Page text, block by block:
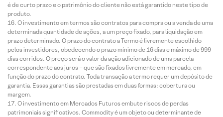
é de curto prazo e o patrimônio do cliente não está garantido neste tipo de
produto.
O investimento em termos são contratos para compra ou a venda de uma
determinada quantidade de ações, a um preço fixado, para liquidação em
prazo determinado. O prazo do contrato a Termo é livremente escolhido
pelos investidores, obedecendo o prazo mínimo de 16 dias e máximo de 999
dias corridos. O preço será o valor da ação adicionado de uma parcela
correspondente aos juros – que são fixados livremente em mercado, em
função do prazo do contrato. Toda transação a termo requer um depósito de
garantia. Essas garantias são prestadas em duas formas: cobertura ou
margem.
O investimento em Mercados Futuros embute riscos de perdas
patrimoniais significativos. Commodity é um objeto ou determinante de